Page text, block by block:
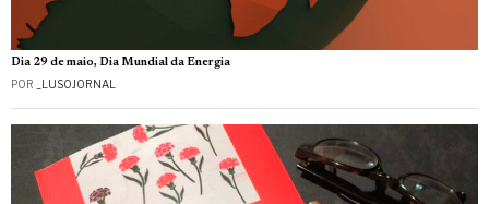
Dia 29 de maio, Dia Mundial da Energia
POR _LUSOJORNAL